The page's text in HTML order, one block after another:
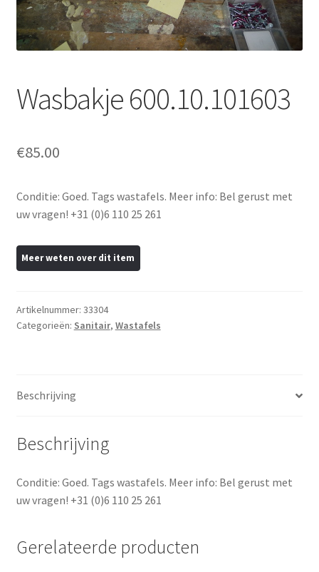
Tegels
Inkoop
Wasbakje 600.10.101603
€85.00
Conditie: Goed. Tags wastafels. Meer info: Bel gerust met
uw vragen! +31 (0)6 110 25 261
Artikelnummer: 33304
Categorieën: Sanitair, Wastafels
Beschrijving
Beschrijving
Conditie: Goed. Tags wastafels. Meer info: Bel gerust met
uw vragen! +31 (0)6 110 25 261
Gerelateerde producten